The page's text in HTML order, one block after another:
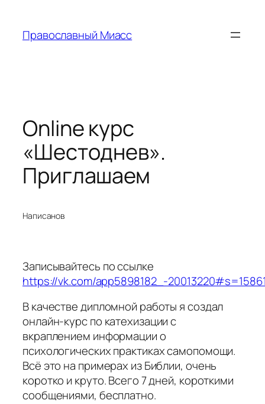
содержимому
Православный Миасс
Online курс
«Шестоднев».
Приглашаем
Написанов
Записывайтесь по ссылке
https://vk.com/app5898182_-
В качестве дипломной работы я создал
онлайн-курс по катехизации с
вкраплением информации о
психологических практиках самопомощи.
Всё это на примерах из Библии, очень
коротко и круто. Всего 7 дней, короткими
сообщениями, бесплатно.